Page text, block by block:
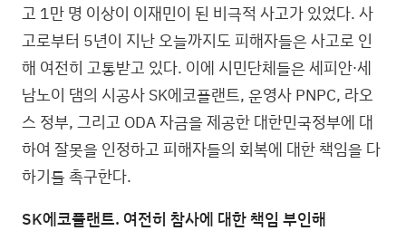
고 1만 명 이상이 이재민이 된 비극적 사고가 있었다. 사
고로부터 5년이 지난 오늘까지도 피해자들은 사고로 인
해 여전히 고통받고 있다. 이에 시민단체들은 세피안∙세
남노이 댐의 시공사 SK에코플랜트, 운영사 PNPC, 라오
스 정부, 그리고 ODA 자금을 제공한 대한민국정부에 대
하여 잘못을 인정하고 피해자들의 회복에 대한 책임을 다
하기를 촉구한다.
SK에코플랜트. 여전히 참사에 대한 책임 부인해